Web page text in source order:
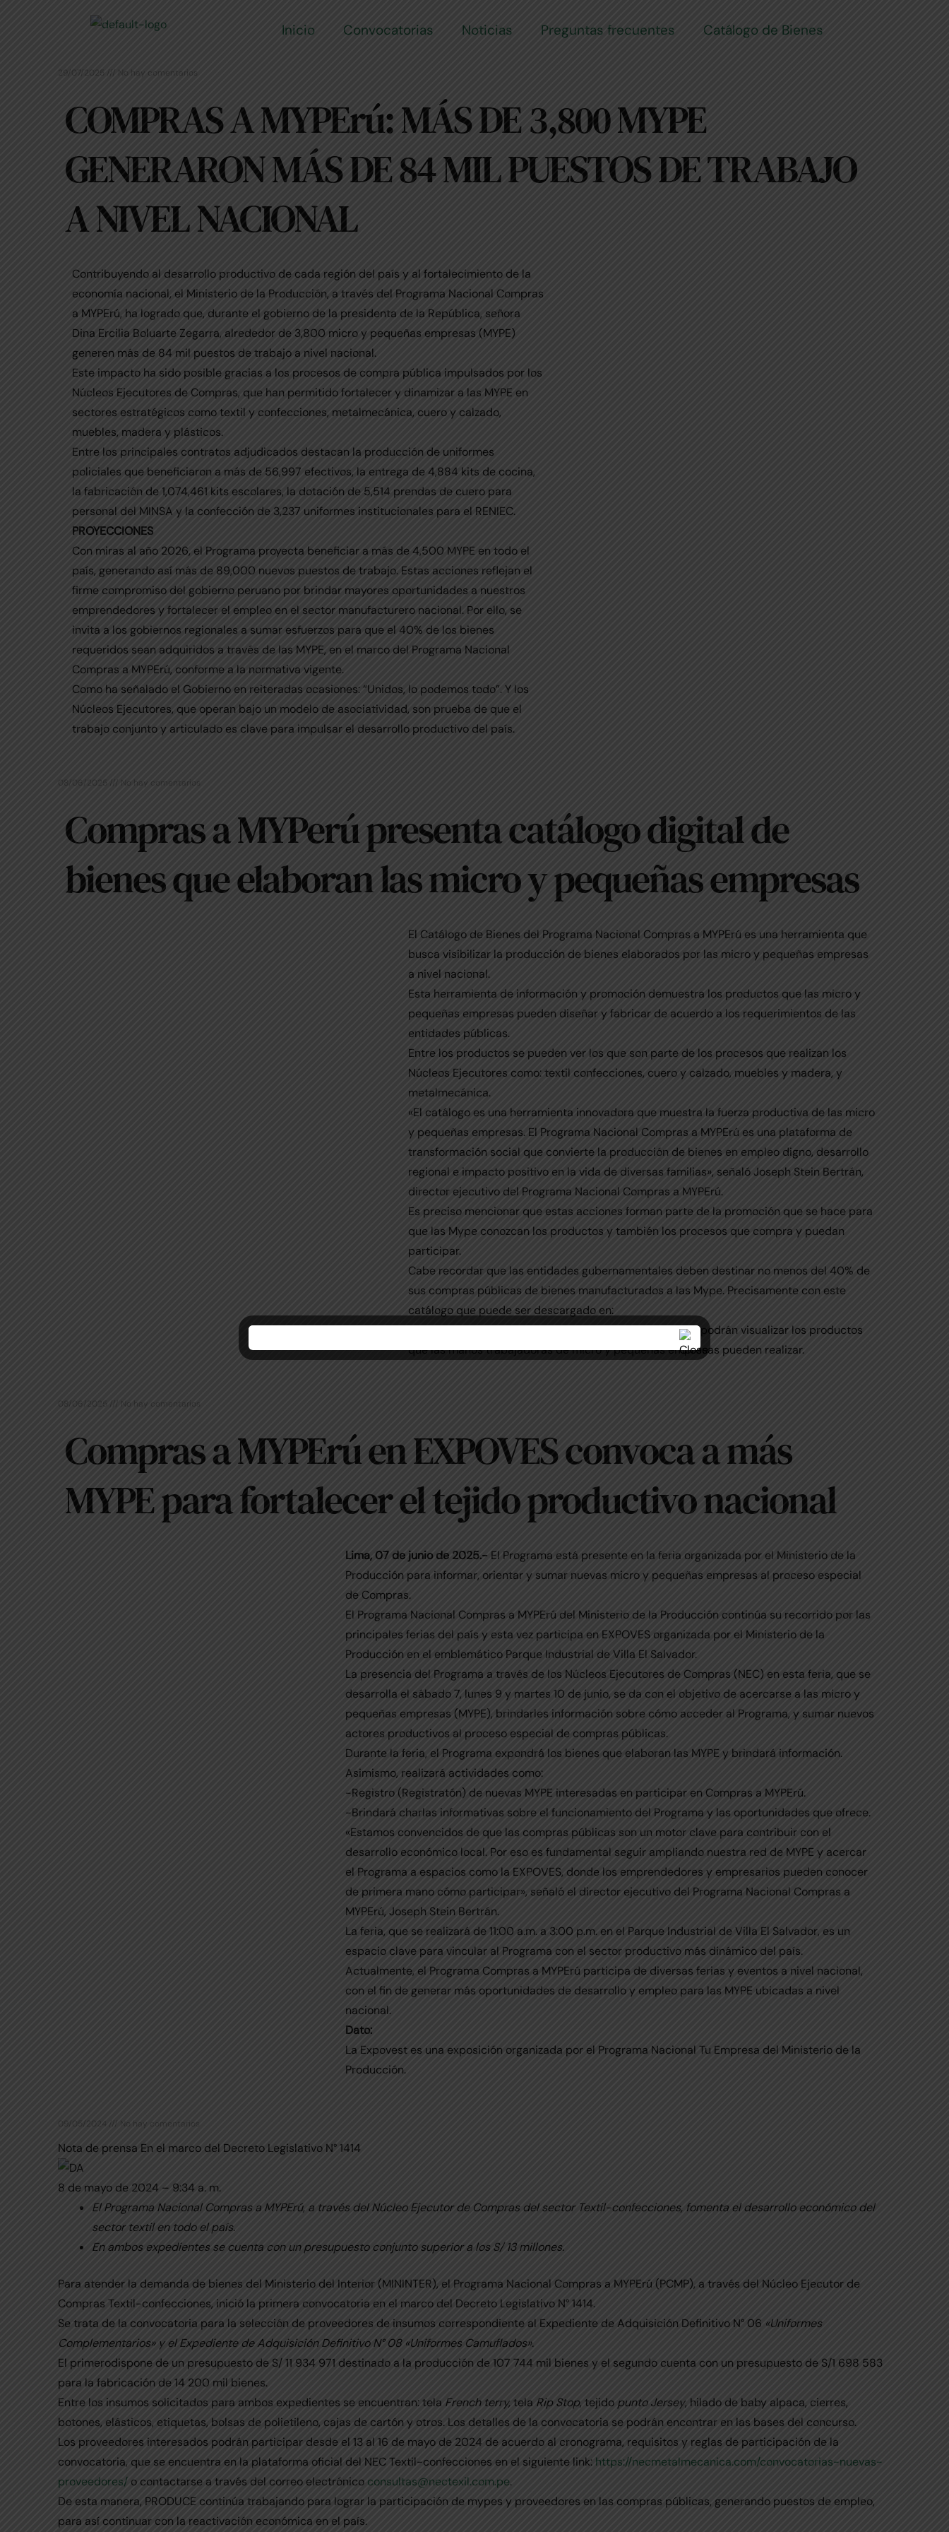
Inicio Convocatorias Noticias Preguntas frecuentes Catálogo de Bienes
29/07/2025 No hay comentarios
COMPRAS A MYPErú: MÁS DE 3,800 MYPE
GENERARON MÁS DE 84 MIL PUESTOS DE TRABAJO
A NIVEL NACIONAL
Contribuyendo al desarrollo productivo de cada región del país y al fortalecimiento de la
economía nacional, el Ministerio de la Producción, a través del Programa Nacional Compras
a MYPErú, ha logrado que, durante el gobierno de la presidenta de la República, señora
Dina Ercilia Boluarte Zegarra, alrededor de 3,800 micro y pequeñas empresas (MYPE)
generen más de 84 mil puestos de trabajo a nivel nacional.
Este impacto ha sido posible gracias a los procesos de compra pública impulsados por los
Núcleos Ejecutores de Compras, que han permitido fortalecer y dinamizar a las MYPE en
sectores estratégicos como textil y confecciones, metalmecánica, cuero y calzado,
muebles, madera y plásticos.
Entre los principales contratos adjudicados destacan la producción de uniformes
policiales que beneficiaron a más de 56,997 efectivos, la entrega de 4,884 kits de cocina,
la fabricación de 1,074,461 kits escolares, la dotación de 5,514 prendas de cuero para
personal del MINSA y la confección de 3,237 uniformes institucionales para el RENIEC.
PROYECCIONES
Con miras al año 2026, el Programa proyecta beneficiar a más de 4,500 MYPE en todo el
país, generando así más de 89,000 nuevos puestos de trabajo. Estas acciones reflejan el
firme compromiso del gobierno peruano por brindar mayores oportunidades a nuestros
emprendedores y fortalecer el empleo en el sector manufacturero nacional. Por ello, se
invita a los gobiernos regionales a sumar esfuerzos para que el 40% de los bienes
requeridos sean adquiridos a través de las MYPE, en el marco del Programa Nacional
Compras a MYPErú, conforme a la normativa vigente.
Como ha señalado el Gobierno en reiteradas ocasiones: “Unidos, lo podemos todo”. Y los
Núcleos Ejecutores, que operan bajo un modelo de asociatividad, son prueba de que el
trabajo conjunto y articulado es clave para impulsar el desarrollo productivo del país.
08/06/2025 No hay comentarios
Compras a MYPerú presenta catálogo digital de
bienes que elaboran las micro y pequeñas empresas
El Catálogo de Bienes del Programa Nacional Compras a MYPErú es una herramienta que
busca visibilizar la producción de bienes elaborados por las micro y pequeñas empresas
a nivel nacional.
Esta herramienta de información y promoción demuestra los productos que las micro y
pequeñas empresas pueden diseñar y fabricar de acuerdo a los requerimientos de las
entidades públicas.
Entre los productos se pueden ver los que son parte de los procesos que realizan los
Núcleos Ejecutores como: textil confecciones, cuero y calzado, muebles y madera, y
metalmecánica.
«El catálogo es una herramienta innovadora que muestra la fuerza productiva de las micro
y pequeñas empresas. El Programa Nacional Compras a MYPErú es una plataforma de
transformación social que convierte la producción de bienes en empleo digno, desarrollo
regional e impacto positivo en la vida de diversas familias», señaló Joseph Stein Bertrán,
director ejecutivo del Programa Nacional Compras a MYPErú.
Es preciso mencionar que estas acciones forman parte de la promoción que se hace para
que las Mype conozcan los productos y también los procesos que compra y puedan
participar.
Cabe recordar que las entidades gubernamentales deben destinar no menos del 40% de
sus compras públicas de bienes manufacturados a las Mype. Precisamente con este
catálogo que puede ser descargado en:
https://heyzine.com/flip-book/57574b4132.html#page/1podrán visualizar los productos
que las manos trabajadoras de micro y pequeñas empresas pueden realizar.
08/06/2025 No hay comentarios
Compras a MYPErú en EXPOVES convoca a más
MYPE para fortalecer el tejido productivo nacional
Lima, 07 de junio de 2025.- El Programa está presente en la feria organizada por el Ministerio de la
Producción para informar, orientar y sumar nuevas micro y pequeñas empresas al proceso especial
de Compras.
El Programa Nacional Compras a MYPErú del Ministerio de la Producción continúa su recorrido por las
principales ferias del país y esta vez participa en EXPOVES organizada por el Ministerio de la
Producción en el emblemático Parque Industrial de Villa El Salvador.
La presencia del Programa a través de los Núcleos Ejecutores de Compras (NEC) en esta feria, que se
desarrolla el sábado 7, lunes 9 y martes 10 de junio, se da con el objetivo de acercarse a las micro y
pequeñas empresas (MYPE), brindarles información sobre cómo acceder al Programa, y sumar nuevos
actores productivos al proceso especial de compras públicas.
Durante la feria, el Programa expondrá los bienes que elaboran las MYPE y brindará información.
Asimismo, realizará actividades como:
-Registro (Registratón) de nuevas MYPE interesadas en participar en Compras a MYPErú.
-Brindará charlas informativas sobre el funcionamiento del Programa y las oportunidades que ofrece.
«Estamos convencidos de que las compras públicas son un motor clave para contribuir con el
desarrollo económico local. Por eso es fundamental seguir ampliando nuestra red de MYPE y acercar
el Programa a espacios como la EXPOVES, donde los emprendedores y empresarios pueden conocer
de primera mano cómo participar», señaló el director ejecutivo del Programa Nacional Compras a
MYPErú, Joseph Stein Bertrán.
La feria, que se realizará de 11:00 a.m. a 3:00 p.m. en el Parque Industrial de Villa El Salvador, es un
espacio clave para vincular al Programa con el sector productivo más dinámico del país.
Actualmente, el Programa Compras a MYPErú participa de diversas ferias y eventos a nivel nacional,
con el fin de generar más oportunidades de desarrollo y empleo para las MYPE ubicadas a nivel
nacional.
Dato:
La Expovest es una exposición organizada por el Programa Nacional Tu Empresa del Ministerio de la
Producción.
09/05/2024 No hay comentarios
Nota de prensa En el marco del Decreto Legislativo N° 1414
8 de mayo de 2024 – 9:34 a. m.
El Programa Nacional Compras a MYPErú, a través del Núcleo Ejecutor de Compras del sector Textil-confecciones, fomenta el desarrollo económico del
sector textil en todo el país.
En ambos expedientes se cuenta con un presupuesto conjunto superior a los S/ 13 millones.
Para atender la demanda de bienes del Ministerio del Interior (MININTER), el Programa Nacional Compras a MYPErú (PCMP), a través del Núcleo Ejecutor de
Compras Textil-confecciones, inició la primera convocatoria en el marco del Decreto Legislativo N° 1414.
Se trata de la convocatoria para la selección de proveedores de insumos correspondiente al Expediente de Adquisición Definitivo N° 06 «Uniformes
Complementarios» y el Expediente de Adquisición Definitivo N° 08 «Uniformes Camuflados».
El primerodispone de un presupuesto de S/ 11 934 971 destinado a la producción de 107 744 mil bienes y el segundo cuenta con un presupuesto de S/1 698 583
para la fabricación de 14 200 mil bienes.
Entre los insumos solicitados para ambos expedientes se encuentran: tela French terry,tela Rip Stop, tejido punto Jersey, hilado de baby alpaca, cierres,
botones, elásticos, etiquetas, bolsas de polietileno, cajas de cartón y otros. Los detalles de la convocatoria se podrán encontrar en las bases del concurso.
Los proveedores interesados podrán participar desde el 13 al 16 de mayo de 2024 de acuerdo al cronograma, requisitos y reglas de participación de la
convocatoria, que se encuentra en la plataforma oficial del NEC Textil-confecciones en el siguiente link: https://necmetalmecanica.com/convocatorias-nuevas-
proveedores/ o contactarse a través del correo electrónico consultas@nectexil.com.pe.
De esta manera, PRODUCE continúa trabajando para lograr la participación de mypes y proveedores en las compras públicas, generando puestos de empleo,
para así continuar con la reactivación económica en el país.